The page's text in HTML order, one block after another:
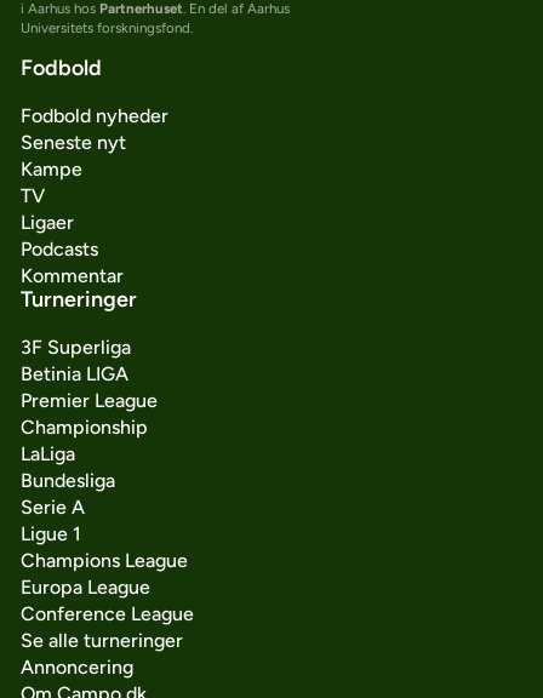
i Aarhus hos Partnerhuset. En del af Aarhus
Universitets forskningsfond.
Fodbold
Fodbold nyheder
Seneste nyt
Kampe
TV
Ligaer
Podcasts
Kommentar
Turneringer
3F Superliga
Betinia LIGA
Premier League
Championship
LaLiga
Bundesliga
Serie A
Ligue 1
Champions League
Europa League
Conference League
Se alle turneringer
Annoncering